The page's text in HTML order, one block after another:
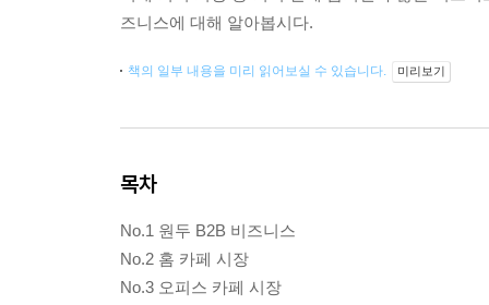
즈니스에 대해 알아봅시다.
책의 일부 내용을 미리 읽어보실 수 있습니다. 미리보기
목차
No.1 원두 B2B 비즈니스
No.2 홈 카페 시장
No.3 오피스 카페 시장